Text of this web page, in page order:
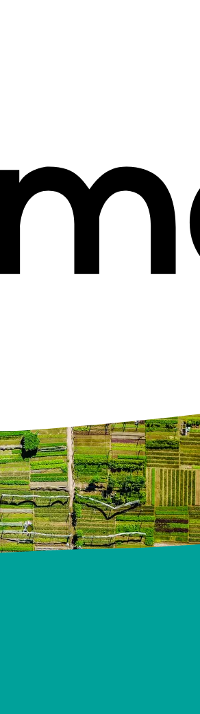
est de tous les instants
suscite l’intérêt des Ceméa et relève